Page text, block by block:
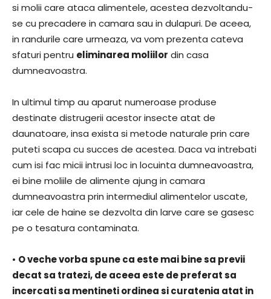
si molii care ataca alimentele, acestea dezvoltandu-
se cu precadere in camara sau in dulapuri. De aceea,
in randurile care urmeaza, va vom prezenta cateva
sfaturi pentru eliminarea moliilor din casa
dumneavoastra.
In ultimul timp au aparut numeroase produse
destinate distrugerii acestor insecte atat de
daunatoare, insa exista si metode naturale prin care
puteti scapa cu succes de acestea. Daca va intrebati
cum isi fac micii intrusi loc in locuinta dumneavoastra,
ei bine moliile de alimente ajung in camara
dumneavoastra prin intermediul alimentelor uscate,
iar cele de haine se dezvolta din larve care se gasesc
pe o tesatura contaminata.
• O veche vorba spune ca este mai bine sa previi
decat sa tratezi, de aceea este de preferat sa
incercati sa mentineti ordinea si curatenia atat in